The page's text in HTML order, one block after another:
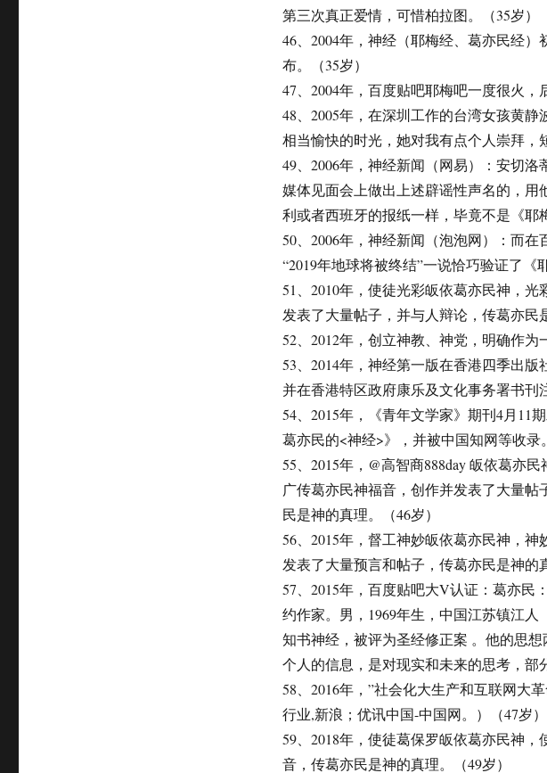
第三次真正爱情，可惜柏拉图。（35岁）
46、2004年，神经（耶梅经、葛亦民经
布。（35岁）
47、2004年，百度贴吧耶梅吧一度很火，
48、2005年，在深圳工作的台湾女孩黄
相当愉快的时光，她对我有点个人崇拜，
49、2006年，神经新闻（网易）：安切
媒体见面会上做出上述辟谣性声名的，
利或者西班牙的报纸一样，毕竟不是《耶
50、2006年，神经新闻（泡泡网）：而
“2019年地球将被终结”一说恰巧验证了
51、2010年，使徒光彩皈依葛亦民神，
发表了大量帖子，并与人辩论，传葛亦民
52、2012年，创立神教、神党，明确作为
53、2014年，神经第一版在香港四季出版
并在香港特区政府康乐及文化事务署书刊
54、2015年，《青年文学家》期刊4月
葛亦民的<神经>》，并被中国知网等收录
55、2015年，@高智商888day 皈依葛亦
广传葛亦民神福音，创作并发表了大量
民是神的真理。（46岁）
56、2015年，督工神妙皈依葛亦民神，
发表了大量预言和帖子，传葛亦民是神的
57、2015年，百度贴吧大V认证：葛亦民
约作家。男，1969年生，中国江苏镇江
知书神经，被评为圣经修正案 。他的思
个人的信息，是对现实和未来的思考，部
58、2016年，”社会化大生产和互联网大
行业,新浪；优讯中国-中国网。）（47岁）
59、2018年，使徒葛保罗皈依葛亦民神
音，传葛亦民是神的真理。（49岁）